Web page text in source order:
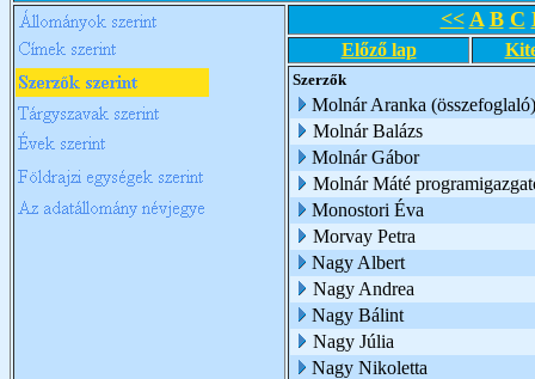
<< A B C
Előző lap
Szerzők
Molnár Aranka (összefoglaló)
Molnár Balázs
Molnár Gábor
Molnár Máté
Monostori Éva
Morvay Petra
Nagy Albert
Nagy Andrea
Nagy Bálint
Nagy Júlia
Nagy Nikoletta